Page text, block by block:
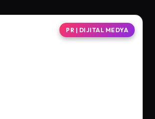
PR | DIJITAL MEDYA